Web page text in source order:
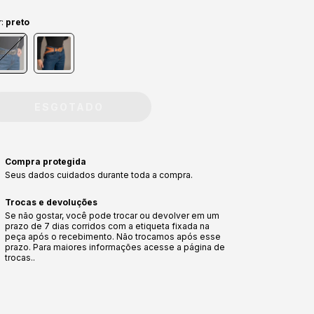
preto
Compra protegida
Seus dados cuidados durante toda a compra.
Trocas e devoluções
Se não gostar, você pode trocar ou devolver em um
prazo de 7 dias corridos com a etiqueta fixada na
peça após o recebimento. Não trocamos após esse
prazo. Para maiores informações acesse a página de
trocas..